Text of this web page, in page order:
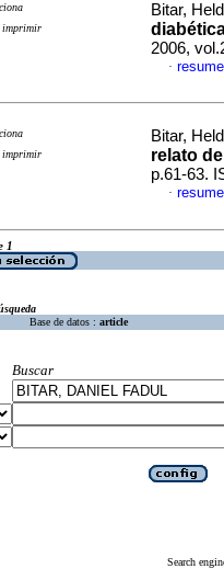
imprimir
Bitar,
2006,
·
imprimir
Bitar,
relato
p.61-63.
·
1
Base de datos : article
Buscar
Search